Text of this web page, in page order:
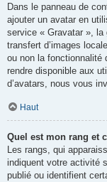
Dans le panneau de
ajouter un avatar en
service « Gravatar », la
transfert d’images
ou non la fonctionnalité
rendre disponible aux
d’avatars, nous vous
Haut
Quel est mon rang et
Les rangs, qui
indiquent votre activité
publié ou identifient